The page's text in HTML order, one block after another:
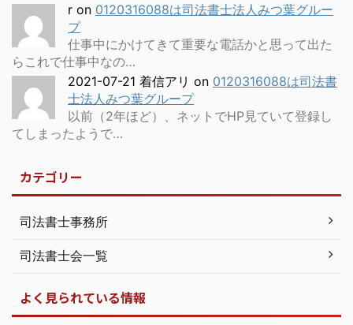
r on 0120316088は司法書士法人みつ葉グルー
プ
仕事中にかけてきて重要な電話かと思って出た
らこれで仕事中なの…
2021-07-21 着信アリ on 0120316088は司法書
士法人みつ葉グループ
以前（2年ほど）、ネットでHP見ていて登録し
てしまったようで…
カテゴリー
司法書士事務所
司法書士会一覧
よく見られている情報